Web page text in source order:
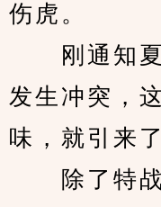
伤虎。
刚通知夏
发生冲突，
味，就引来
除了特战